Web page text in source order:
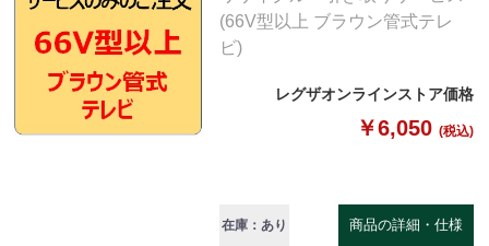
(66V型以上 ブラウン管式テレ
ビ)
レグザオンラインストア価格
￥6,050 (税込)
在庫：あり 商品の詳細・仕様